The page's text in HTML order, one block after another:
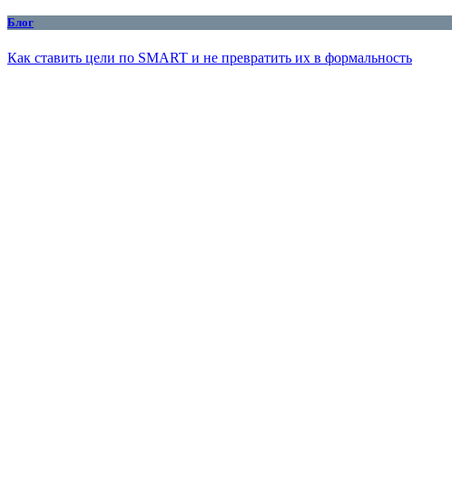
Блог
Как ставить цели по SMART и не превратить их в формальность